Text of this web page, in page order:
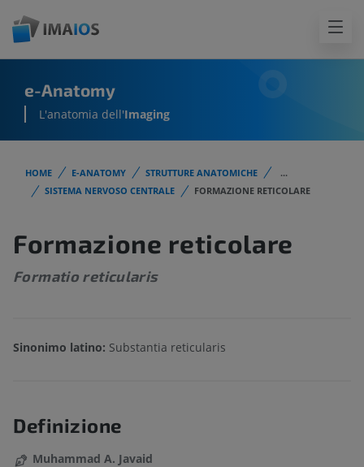
e-Anatomy
L'anatomia dell'Imaging
HOME E-ANATOMY STRUTTURE ANATOMICHE
...
SISTEMA NERVOSO CENTRALE
FORMAZIONE RETICOLARE
Formazione reticolare
Formatio reticularis
Sinonimo latino: Substantia reticularis
Definizione
Muhammad A. Javaid